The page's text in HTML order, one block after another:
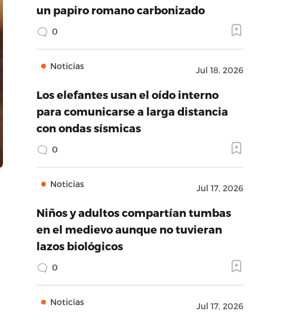
un papiro romano carbonizado
0
Noticias Jul 18, 2026
Los elefantes usan el oído interno
para comunicarse a larga distancia
con ondas sísmicas
0
Noticias Jul 17, 2026
Niños y adultos compartían tumbas
en el medievo aunque no tuvieran
lazos biológicos
0
Noticias Jul 17, 2026